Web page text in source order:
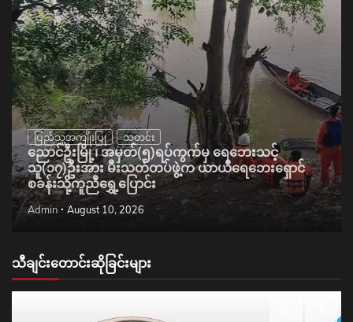
ပြည်သူ့အကျိုးပြု သတင်း
ညောင်ဦးမြို့၊ အမှတ်(၅)ရပ်ကွက်မှ ရေဘေးသင့်
သူ(၁၇)ဦးအား မီးသတ်တပ်ဖွဲ့က ယာယီရေဘေးရှောင်
စခန်းသို့ကူညီရွှေ့ပြောင်း
Admin August 10, 2026
သီချင်းတောင်းဆိုခြင်းများ